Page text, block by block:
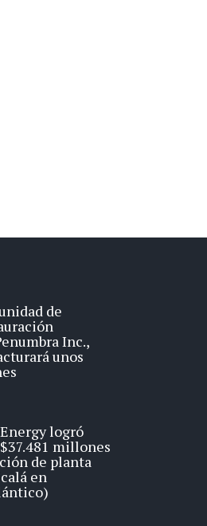
de
Inc.,
unos
logró
millones
de planta
en